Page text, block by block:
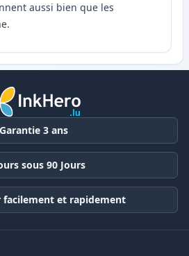
aussi bien que les
Garantie 3 ans
sous 90 Jours
facilement et rapidement